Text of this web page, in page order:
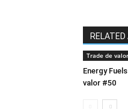
RELATED
Trade de valor
Energy
valor #50